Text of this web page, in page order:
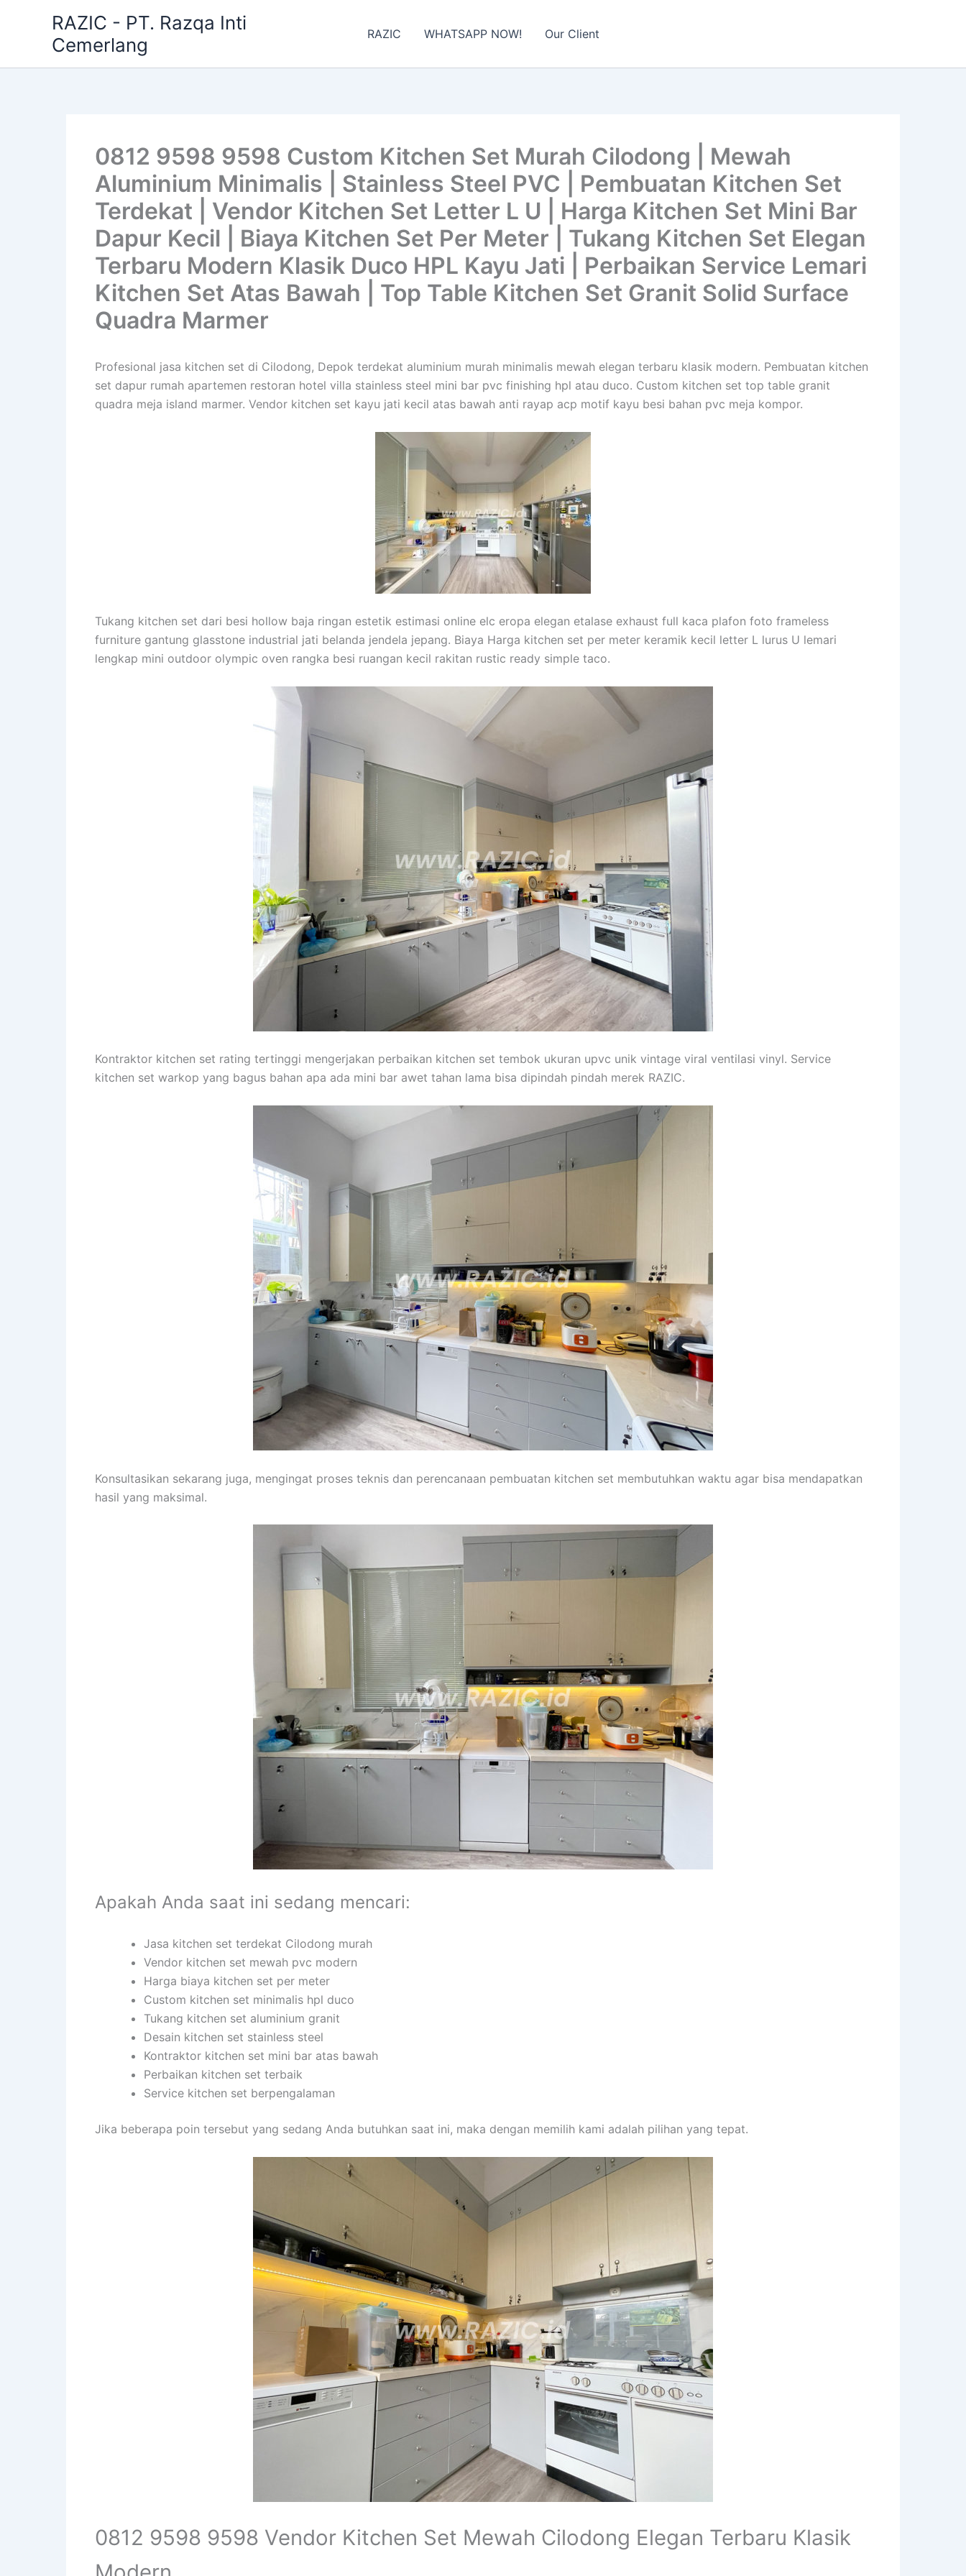
RAZIC - PT. Razqa Inti
Cemerlang
RAZIC WHATSAPP NOW! Our Client
0812 9598 9598 Custom Kitchen Set Murah Cilodong | Mewah
Aluminium Minimalis | Stainless Steel PVC | Pembuatan Kitchen Set
Terdekat | Vendor Kitchen Set Letter L U | Harga Kitchen Set Mini Bar
Dapur Kecil | Biaya Kitchen Set Per Meter | Tukang Kitchen Set Elegan
Terbaru Modern Klasik Duco HPL Kayu Jati | Perbaikan Service Lemari
Kitchen Set Atas Bawah | Top Table Kitchen Set Granit Solid Surface
Quadra Marmer
Profesional jasa kitchen set di Cilodong, Depok terdekat aluminium murah minimalis mewah elegan terbaru klasik modern. Pembuatan kitchen
set dapur rumah apartemen restoran hotel villa stainless steel mini bar pvc finishing hpl atau duco. Custom kitchen set top table granit
quadra meja island marmer. Vendor kitchen set kayu jati kecil atas bawah anti rayap acp motif kayu besi bahan pvc meja kompor.
Tukang kitchen set dari besi hollow baja ringan estetik estimasi online elc eropa elegan etalase exhaust full kaca plafon foto frameless
furniture gantung glasstone industrial jati belanda jendela jepang. Biaya Harga kitchen set per meter keramik kecil letter L lurus U lemari
lengkap mini outdoor olympic oven rangka besi ruangan kecil rakitan rustic ready simple taco.
Kontraktor kitchen set rating tertinggi mengerjakan perbaikan kitchen set tembok ukuran upvc unik vintage viral ventilasi vinyl. Service
kitchen set warkop yang bagus bahan apa ada mini bar awet tahan lama bisa dipindah pindah merek RAZIC.
Konsultasikan sekarang juga, mengingat proses teknis dan perencanaan pembuatan kitchen set membutuhkan waktu agar bisa mendapatkan
hasil yang maksimal.
Apakah Anda saat ini sedang mencari:
Jasa kitchen set terdekat Cilodong murah
Vendor kitchen set mewah pvc modern
Harga biaya kitchen set per meter
Custom kitchen set minimalis hpl duco
Tukang kitchen set aluminium granit
Desain kitchen set stainless steel
Kontraktor kitchen set mini bar atas bawah
Perbaikan kitchen set terbaik
Service kitchen set berpengalaman
Jika beberapa poin tersebut yang sedang Anda butuhkan saat ini, maka dengan memilih kami adalah pilihan yang tepat.
0812 9598 9598 Vendor Kitchen Set Mewah Cilodong Elegan Terbaru Klasik